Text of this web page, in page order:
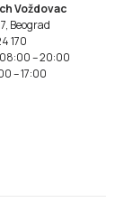
Voždovac
Beograd
170
– 20:00
– 17:00